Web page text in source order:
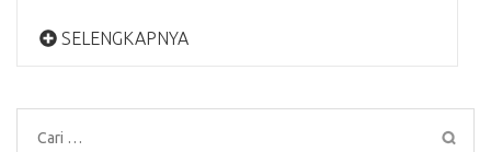
SELENGKAPNYA
Cari